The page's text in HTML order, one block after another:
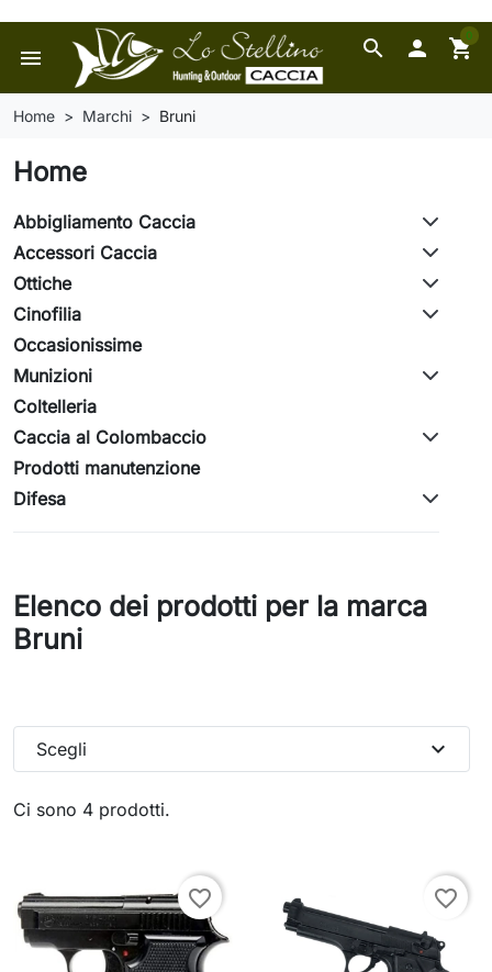
search
menu  shopping_cart
0
Home Marchi Bruni
Home
Abbigliamento Caccia
Accessori Caccia
Ottiche
Cinofilia
Occasionissime
Munizioni
Coltelleria
Caccia al Colombaccio
Prodotti manutenzione
Difesa
Elenco dei prodotti per la marca
Bruni
Ci sono 4 prodotti.
Scegli expand_more
favorite_border favorite_border